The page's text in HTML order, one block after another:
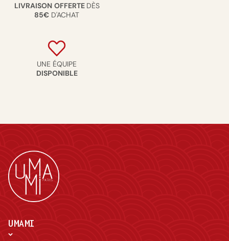
LIVRAISON OFFERTE DÈS
85€ D'ACHAT
UNE ÉQUIPE
DISPONIBLE
UMAMI